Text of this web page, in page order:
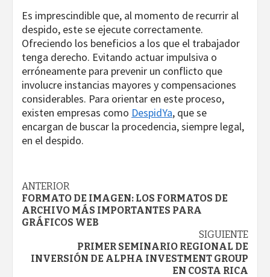
Es imprescindible que, al momento de recurrir al
despido, este se ejecute correctamente.
Ofreciendo los beneficios a los que el trabajador
tenga derecho. Evitando actuar impulsiva o
erróneamente para prevenir un conflicto que
involucre instancias mayores y compensaciones
considerables. Para orientar en este proceso,
existen empresas como DespidYa, que se
encargan de buscar la procedencia, siempre legal,
en el despido.
Navegación
de
ANTERIOR
FORMATO DE IMAGEN: LOS FORMATOS DE
ARCHIVO MÁS IMPORTANTES PARA
GRÁFICOS WEB
SIGUIENTE
PRIMER SEMINARIO REGIONAL DE
INVERSIÓN DE ALPHA INVESTMENT GROUP
EN COSTA RICA